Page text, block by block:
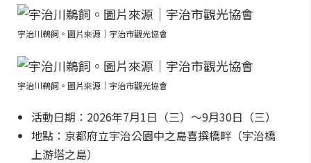
宇治川鵜飼。圖片來源｜宇治市觀光協會
宇治川鵜飼。圖片來源｜宇治市觀光協會
活動日期：2026年7月1日（三）～9月30日（三）
地點：京都府立宇治公園中之島喜撰橋畔（宇治橋
上游塔之島）